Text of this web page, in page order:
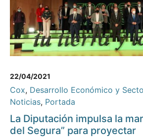
22/04/2021
Cox, Desarrollo Económico y
Noticias, Portada
La Diputación impulsa la
del Segura” para proyectar